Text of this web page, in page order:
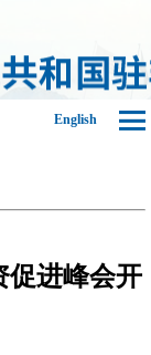
English
促进峰会开